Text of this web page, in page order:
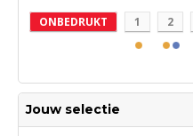
ONBEDRUKT 1 2
Jouw selectie